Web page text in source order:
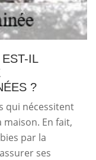
IL
?
qui nécessitent
En fait,
par la
ses